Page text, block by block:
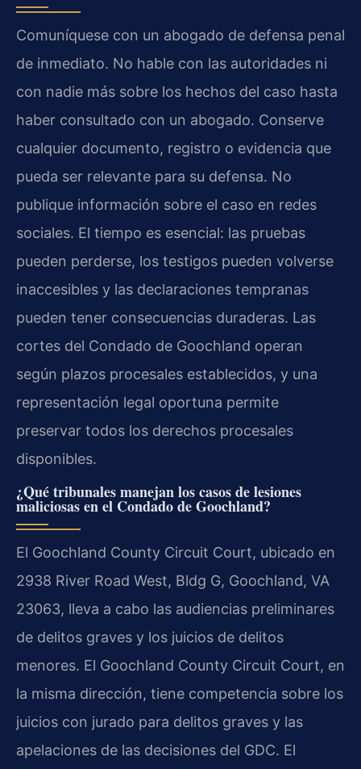
Comuníquese con un abogado de defensa penal
de inmediato. No hable con las autoridades ni
con nadie más sobre los hechos del caso hasta
haber consultado con un abogado. Conserve
cualquier documento, registro o evidencia que
pueda ser relevante para su defensa. No
publique información sobre el caso en redes
sociales. El tiempo es esencial: las pruebas
pueden perderse, los testigos pueden volverse
inaccesibles y las declaraciones tempranas
pueden tener consecuencias duraderas. Las
cortes del Condado de Goochland operan
según plazos procesales establecidos, y una
representación legal oportuna permite
preservar todos los derechos procesales
disponibles.
¿Qué tribunales manejan los casos de lesiones
maliciosas en el Condado de Goochland?
El Goochland County Circuit Court, ubicado en
2938 River Road West, Bldg G, Goochland, VA
23063, lleva a cabo las audiencias preliminares
de delitos graves y los juicios de delitos
menores. El Goochland County Circuit Court, en
la misma dirección, tiene competencia sobre los
juicios con jurado para delitos graves y las
apelaciones de las decisiones del GDC. El